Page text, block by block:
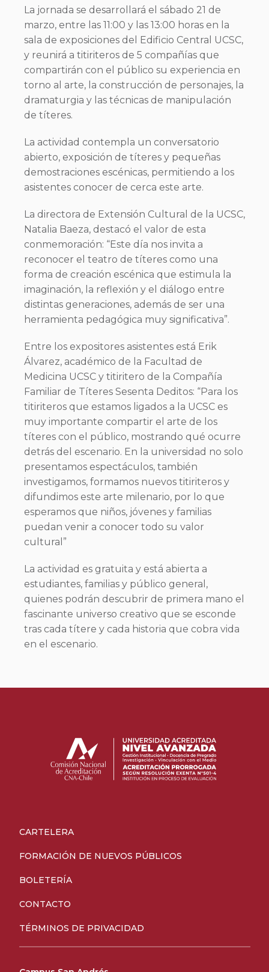
La jornada se desarrollará el sábado 21 de
marzo, entre las 11:00 y las 13:00 horas en la
sala de exposiciones del Edificio Central UCSC,
y reunirá a titiriteros de 5 compañías que
compartirán con el público su experiencia en
torno al arte, la construcción de personajes, la
dramaturgia y las técnicas de manipulación
de títeres.
La actividad contempla un conversatorio
abierto, exposición de títeres y pequeñas
demostraciones escénicas, permitiendo a los
asistentes conocer de cerca este arte.
La directora de Extensión Cultural de la UCSC,
Natalia Baeza, destacó el valor de esta
conmemoración: “Este día nos invita a
reconocer el teatro de títeres como una
forma de creación escénica que estimula la
imaginación, la reflexión y el diálogo entre
distintas generaciones, además de ser una
herramienta pedagógica muy significativa”.
Entre los expositores asistentes está Erik
Álvarez, académico de la Facultad de
Medicina UCSC y titiritero de la Compañía
Familiar de Títeres Sesenta Deditos: “Para los
titiriteros que estamos ligados a la UCSC es
muy importante compartir el arte de los
títeres con el público, mostrando qué ocurre
detrás del escenario. En la universidad no solo
presentamos espectáculos, también
investigamos, formamos nuevos titiriteros y
difundimos este arte milenario, por lo que
esperamos que niños, jóvenes y familias
puedan venir a conocer todo su valor
cultural”
La actividad es gratuita y está abierta a
estudiantes, familias y público general,
quienes podrán descubrir de primera mano el
fascinante universo creativo que se esconde
tras cada títere y cada historia que cobra vida
en el escenario.
CARTELERA
FORMACIÓN DE NUEVOS PÚBLICOS
BOLETERÍA
CONTACTO
TÉRMINOS DE PRIVACIDAD